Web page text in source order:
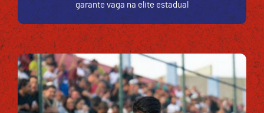
garante vaga na elite estadual